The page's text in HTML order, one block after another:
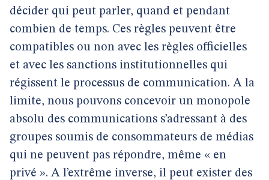
décider qui peut parler, quand et pendant
combien de temps. Ces règles peuvent être
compatibles ou non avec les règles officielles
et avec les sanctions institutionnelles qui
régissent le processus de communication. A la
limite, nous pouvons concevoir un monopole
absolu des communications s’adressant à des
groupes soumis de consommateurs de médias
qui ne peuvent pas répondre, même « en
privé ». A l’extrême inverse, il peut exister des